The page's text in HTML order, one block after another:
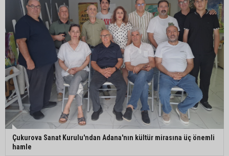
Çukurova Sanat Kurulu'ndan Adana'nın kültür mirasına üç önemli
hamle